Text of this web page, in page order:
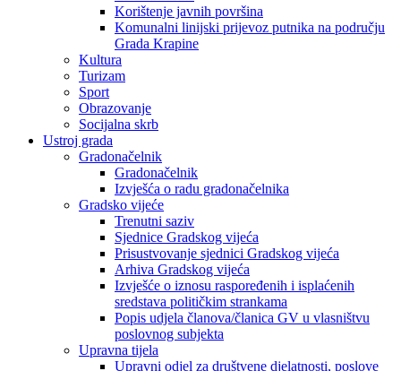
Korištenje javnih površina
Komunalni linijski prijevoz putnika na području
Grada Krapine
Kultura
Turizam
Sport
Obrazovanje
Socijalna skrb
Ustroj grada
Gradonačelnik
Gradonačelnik
Izvješća o radu gradonačelnika
Gradsko vijeće
Trenutni saziv
Sjednice Gradskog vijeća
Prisustvovanje sjednici Gradskog vijeća
Arhiva Gradskog vijeća
Izvješće o iznosu raspoređenih i isplaćenih
sredstava političkim strankama
Popis udjela članova/članica GV u vlasništvu
poslovnog subjekta
Upravna tijela
Upravni odjel za društvene djelatnosti, poslove